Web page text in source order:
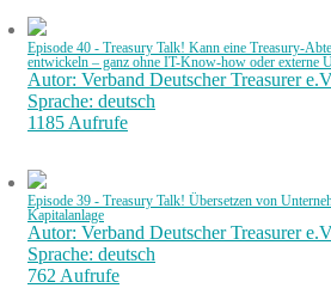
Episode 40 - Treasury Talk! Kann eine Treasury-
entwickeln – ganz ohne IT-Know-how oder externe
Autor: Verband Deutscher Treasurer
Sprache: deutsch
1185 Aufrufe
Episode 39 - Treasury Talk! Übersetzen von
Kapitalanlage
Autor: Verband Deutscher Treasurer
Sprache: deutsch
762 Aufrufe